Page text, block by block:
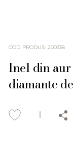
COD PRODUS: 200338
Inel din aur
diamante